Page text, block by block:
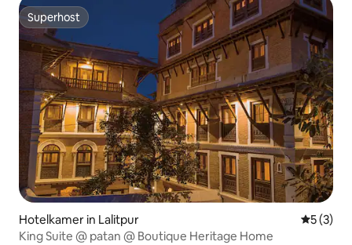
Superhost
Superhost
Hotelkamer in Lalitpur
5 (3)
King Suite @ patan @ Boutique Heritage Home